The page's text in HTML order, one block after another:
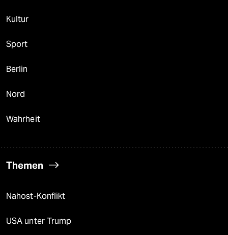
Kultur
Sport
Berlin
Nord
Wahrheit
Themen
Nahost-Konflikt
USA unter Trump